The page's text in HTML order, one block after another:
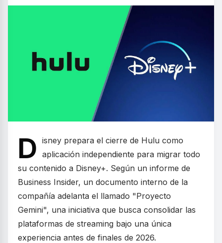
D isney prepara el cierre de Hulu como
aplicación independiente para migrar todo
su contenido a Disney+. Según un informe de
Business Insider, un documento interno de la
compañía adelanta el llamado "Proyecto
Gemini", una iniciativa que busca consolidar las
plataformas de streaming bajo una única
experiencia antes de finales de 2026.